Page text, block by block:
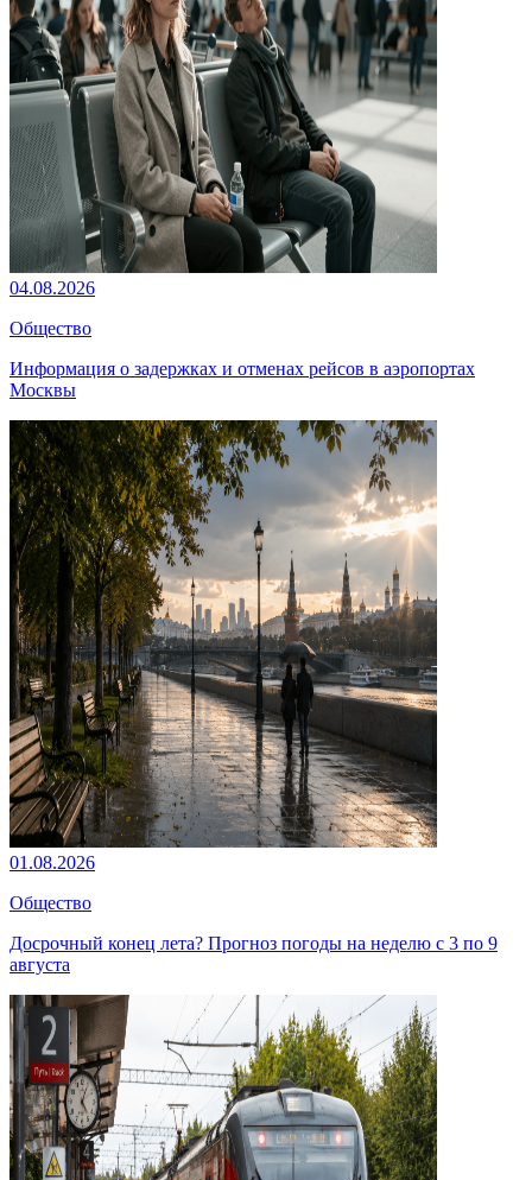
04.08.2026
Общество
Информация о задержках и отменах рейсов в аэропортах
Москвы
01.08.2026
Общество
Досрочный конец лета? Прогноз погоды на неделю с 3 по 9
августа